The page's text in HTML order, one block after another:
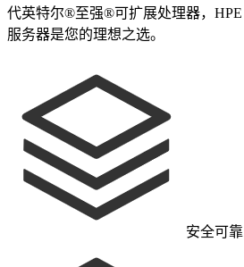
代英特尔®至强®可扩展处理器，HPE
服务器是您的理想之选。
安全可靠